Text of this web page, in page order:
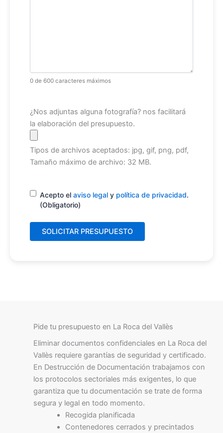
0 de 600 caracteres máximos
Archivo
¿Nos adjuntas alguna fotografía? nos facilitará
la elaboración del presupuesto.
Tipos de archivos aceptados: jpg, gif, png, pdf,
Tamaño máximo de archivo: 32 MB.
Consentimiento(Obligatorio)
Acepto el aviso legal y política de privacidad.
(Obligatorio)
Pide tu presupuesto en La Roca del Vallès
Eliminar documentos confidenciales en La Roca del
Vallès requiere garantías de seguridad y certificado.
En Destrucción de Documentación trabajamos con
los protocolos sectoriales más exigentes, lo que
garantiza que tu documentación se trate de forma
segura y legal en todo momento.
Recogida planificada
Contenedores cerrados y precintados